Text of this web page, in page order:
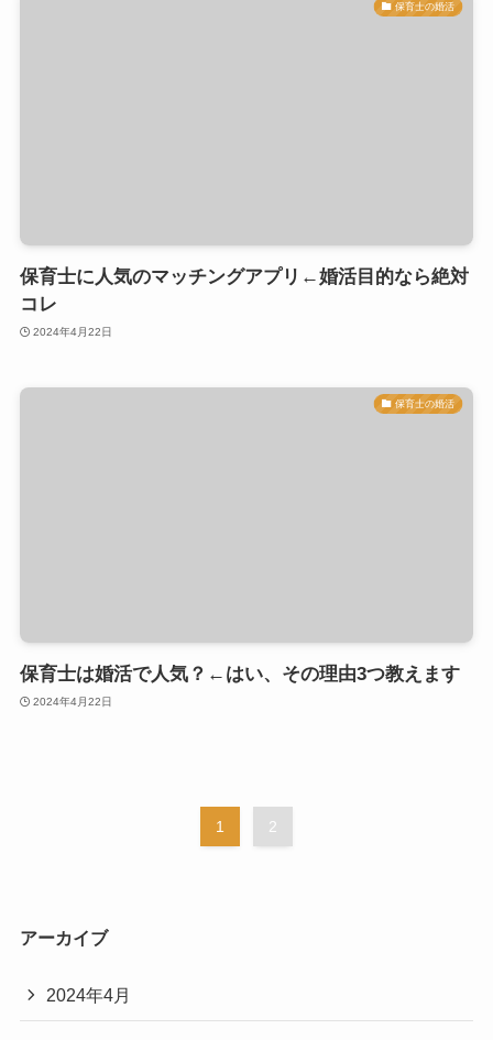
保育士の婚活
保育士に人気のマッチングアプリ←婚活目的なら絶対
コレ
2024年4月22日
保育士の婚活
保育士は婚活で人気？←はい、その理由3つ教えます
2024年4月22日
1 2
アーカイブ
2024年4月